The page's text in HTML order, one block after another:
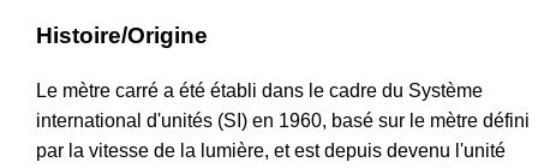
Histoire/Origine
Le mètre carré a été établi dans le cadre du Système
international d'unités (SI) en 1960, basé sur le mètre défini
par la vitesse de la lumière, et est depuis devenu l'unité